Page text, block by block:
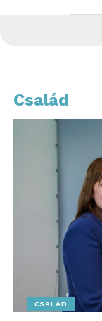
Család
CSALÁD